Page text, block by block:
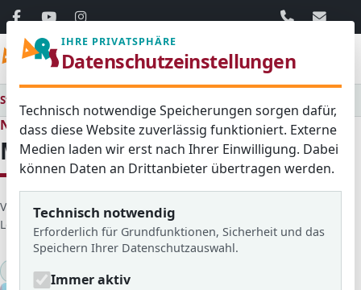
06103 / 30
Startseite
Neues aus dem Schulleben
Mathewettbewerb 2021/22
D
e
a
i
Veröffentlicht von: TaylorErstellt am: 02. Dezember 2021
Letzte Aktualisierung: 28. April 2024
Zugriffe: 2174
Mathematik
IHRE PRIVATSPHÄRE
Datenschutzeinstellungen
Technisch notwendige Speicherungen sorgen dafür,
dass diese Website zuverlässig funktioniert. Externe
Medien laden wir erst nach Ihrer Einwilligung. Dabei
können Daten an Drittanbieter übertragen werden.
Technisch notwendig
Erforderlich für Grundfunktionen, Sicherheit und das
Speichern Ihrer Datenschutzauswahl.
Immer aktiv